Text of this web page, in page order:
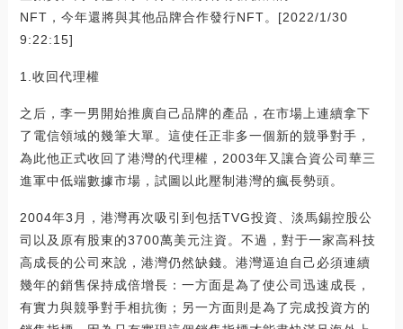
NFT，今年還將與其他品牌合作發行NFT。[2022/1/30
9:22:15]
1.收回代理權
之后，李一男開始推廣自己品牌的產品，在市場上連續拿下
了電信領域的幾筆大單。這使任正非多一個新的競爭對手，
為此他正式收回了港灣的代理權，2003年又讓合資公司華三
進軍中低端數據市場，試圖以此壓制港灣的瘋長勢頭。
2004年3月，港灣再次吸引到包括TVG投資、淡馬錫控股公
司以及原有股東的3700萬美元注資。不過，對于一家高科技
高成長的公司來說，港灣仍然缺錢。港灣逼迫自己必須連續
幾年的銷售保持成倍增長：一方面是為了使公司迅速成長，
有實力與競爭對手相抗衡；另一方面則是為了完成投資方的